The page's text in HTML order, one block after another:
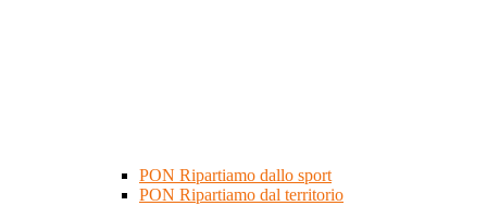
PON Ripartiamo dallo sport
PON Ripartiamo dal territorio